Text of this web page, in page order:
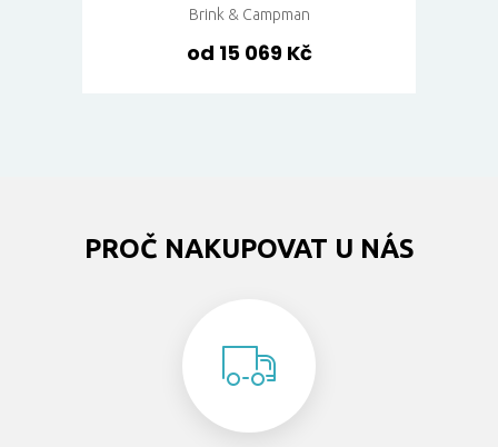
Brink & Campman
od 15 069 Kč
PROČ NAKUPOVAT U NÁS